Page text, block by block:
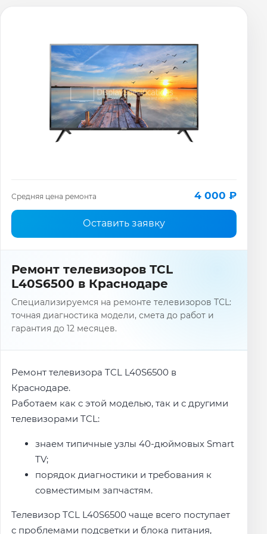
Средняя цена ремонта 4 000 ₽
Оставить заявку
Ремонт телевизоров TCL
L40S6500 в Краснодаре
Специализируемся на ремонте телевизоров TCL:
точная диагностика модели, смета до работ и
гарантия до 12 месяцев.
Ремонт телевизора TCL L40S6500 в
Краснодаре.
Работаем как с этой моделью, так и с другими
телевизорами TCL:
знаем типичные узлы 40-дюймовых Smart
TV;
порядок диагностики и требования к
совместимым запчастям.
Телевизор TCL L40S6500 чаще всего поступает
с проблемами подсветки и блока питания,